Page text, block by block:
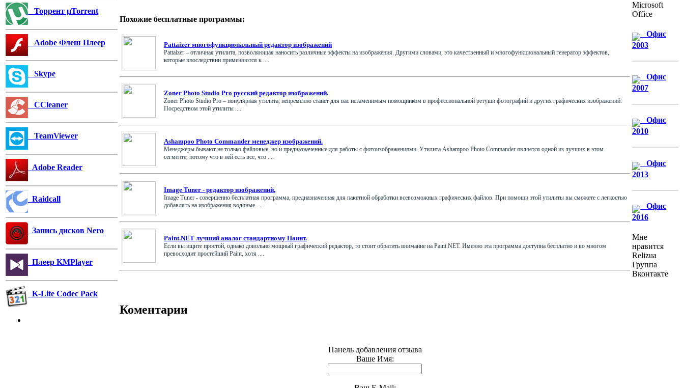
Торрент µTorrent
Adobe Флеш Плеер
Skype
CCleaner
TeamViewer
Adobe Reader
Raidcall
Запись дисков Nero
Плеер KMPlayer
K-Lite Codec Pack
Похожие бесплатные программы:
Pattaizer многофункциональный редактор изображений
Pattaizer – отличная утилита, позволяющая наносить различные эффекты на изображения. Другими словами, это качественный и многофункциональный генератор эффектов,
которые впоследствии применяются к ....
Zoner Photo Studio Pro русский редактор изображений.
Zoner Photo Studio Pro – популярная утилита, непременно станет для вас незаменимым помощником в профессиональной ретуши фотографий и других графических изображений.
Посредством этой утилиты ....
Ashampoo Photo Commander менеджер изображений.
Менеджеры бывают не только файловые, но и предназначенные для работы с фотоизображениями. Утилита Ashampoo Photo Commander является одной из лучших в этом
сегменте, потому что в ней есть все, что ....
Image Tuner - редактор изображений.
Image Tuner - совершенно бесплатная программа, предназначенная для пакетной обработки всевозможных графических файлов. При помощи этой утилиты вы сможете с легкостью
добавлять на изображения водяные ....
Paint.NET лучший аналог стандартному Паинт.
Если вы ищите простой, однако довольно мощный графический редактор, то стоит обратить внимание на Paint.NET. Именно эта программа доступна бесплатно и во многом
превосходит простейший Paint, хотя ....
Коментарии
Панель добавления отзыва
Ваше Имя:
Microsoft
Office
Офис
2003
Офис
2007
Офис
2010
Офис
2013
Офис
2016
Мне
нравится
Relizua
Группа
Вконтакте